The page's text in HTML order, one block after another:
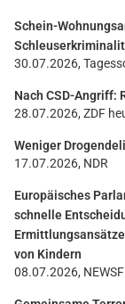
Schein-
30.07.2026,
Nach CSD-Angriff:
28.07.2026, ZDF
Weniger
17.07.2026, NDR
Europäisches
schnelle
von Kindern
08.07.2026,